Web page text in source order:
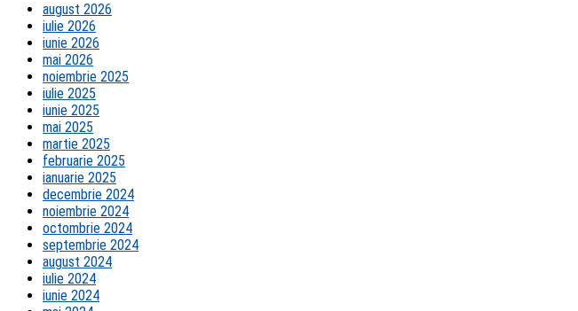
august 2026
iulie 2026
iunie 2026
mai 2026
noiembrie 2025
iulie 2025
iunie 2025
mai 2025
martie 2025
februarie 2025
ianuarie 2025
decembrie 2024
noiembrie 2024
octombrie 2024
septembrie 2024
august 2024
iulie 2024
iunie 2024